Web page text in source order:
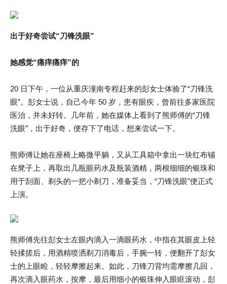
出于好奇尝试“刀锋洗眼”
她感觉“痛痒痛痒”的
20 日下午，一位从重庆潼南专程赶来的彭女士体验了“刀锋洗
眼”。彭女士说，自己今年 50 岁，患有眼疾，曾前往多家医院
医治，并未好转。几年前，她在媒体上看到了熊师傅的“刀锋
洗眼”，出于好奇，便存下了电话，想来尝试一下。
熊师傅让她在座椅上略微平躺，又从工具箱中拿出一块红布铺
在凳子上，再取出几瓶眼药水及瓶装酒精，两根细细的银珠和
用于刮面、剃头的一把小剃刀，准备妥当，“刀锋洗眼”便正式
上演。
熊师傅先往彭女士左眼内滴入一滴眼药水，中指在其眼皮上轻
轻揉搓后，用酒精喷洒剃刀消毒后，手腕一转，便翻开了彭女
士的上眼睑，轻轻摩擦起来。如此，刀锋刀背均需摩擦几回，
再次滴入眼药水，按摩，最后用细小的银珠伸入眼眶滚动，彭